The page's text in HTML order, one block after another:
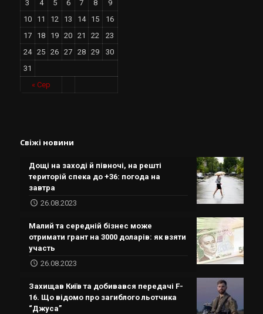
« Сер
3
4 5 6 7 8
9
10
11 12 13 14 15
16
17
18 19 20 21 22
23
24
25 26 27 28 29
30
31
Свіжі новини
Дощі на заході й півночі, на решті
територій спека до +36: погода на
завтра
26.08.2023
Малий та середній бізнес може
отримати грант на 3000 доларів: як взяти
участь
26.08.2023
Захищав Київ та добивався передачі F-
16. Що відомо про загиблого льотчика
“Джуса”